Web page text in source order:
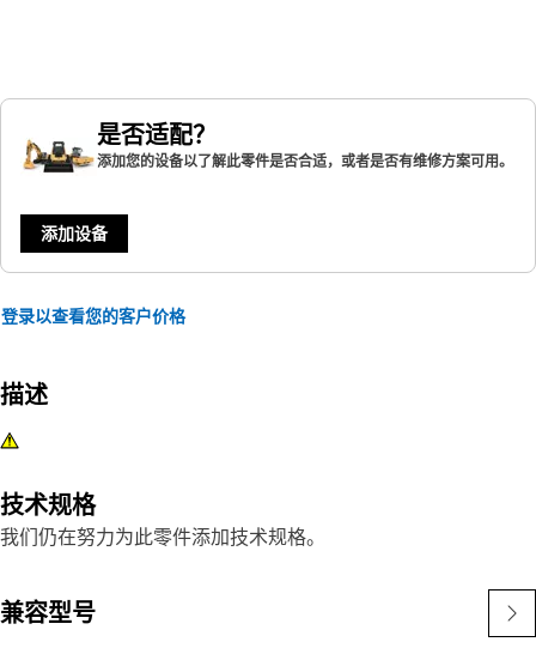
是否适配？
添加您的设备以了解此零件是否合适，或者是否有维修方案可用。
添加设备
登录以查看您的客户价格
描述
技术规格
我们仍在努力为此零件添加技术规格。
兼容型号